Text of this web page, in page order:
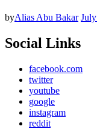
byAlias Abu Bakar
Social Links
facebook.com
twitter
youtube
google
instagram
reddit